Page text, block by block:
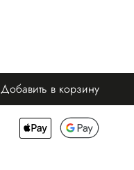
Добавить в корзину